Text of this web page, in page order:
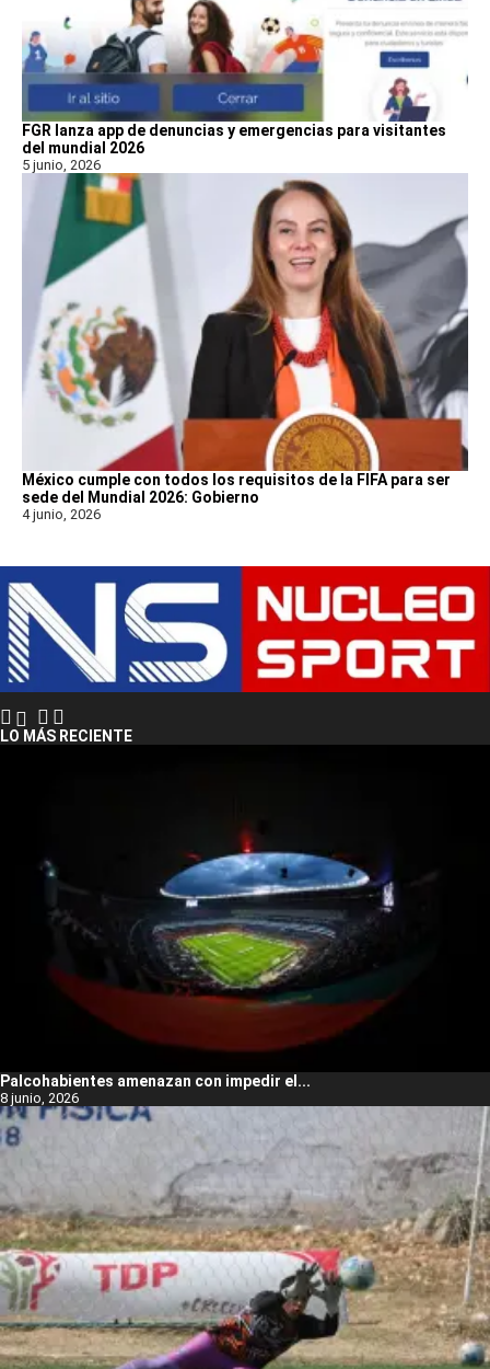
FGR lanza app de denuncias y emergencias para visitantes
del mundial 2026
5 junio, 2026
México cumple con todos los requisitos de la FIFA para ser
sede del Mundial 2026: Gobierno
4 junio, 2026
LO MÁS RECIENTE
Palcohabientes amenazan con impedir el...
8 junio, 2026